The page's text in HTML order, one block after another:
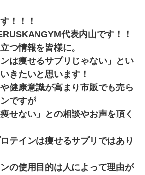
！！！
代表内山です！！
つ情報を皆様に。
は痩せるサプリじゃない」とい
きたいと思います！
健康意識が高まり市販でも売ら
ですが
せない」との相談やお声を頂く
テインは痩せるサプリではあり
の使用目的は人によって理由が